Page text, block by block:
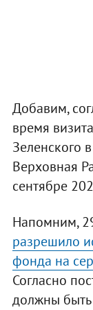
Добавим,
время
Зеленского
Верховная
сентябре
Напомним,
разрешило
фонда на
Согласно
должны быть